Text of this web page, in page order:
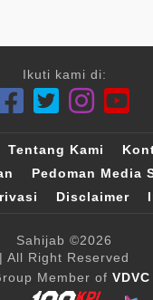
Ikuti kami di:
Tentang Kami
Pedoman Media
Disclaimer
Sahijab ©2026
| All Right Reserved
Member of VDVC